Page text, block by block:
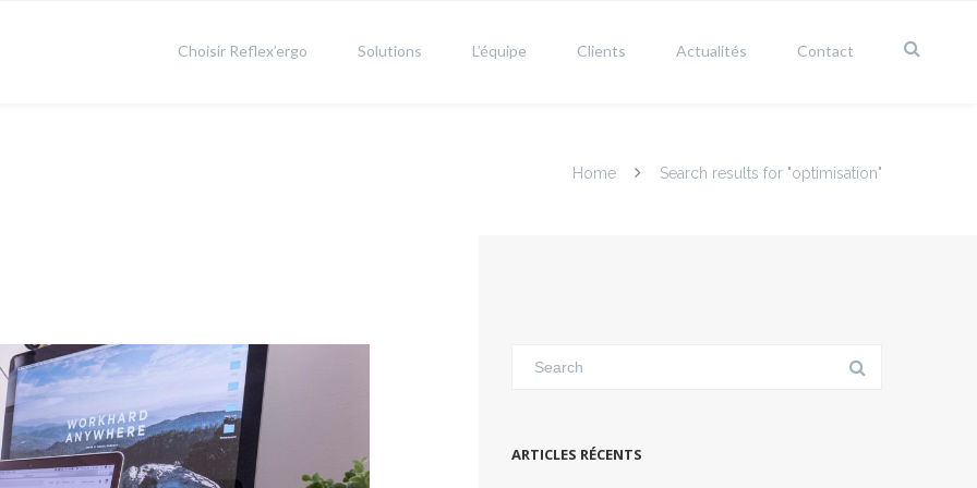
Choisir Reflex’ergo Solutions L’équipe Clients Actualités Contact
Home Search results for "optimisation"
ARTICLES RÉCENTS